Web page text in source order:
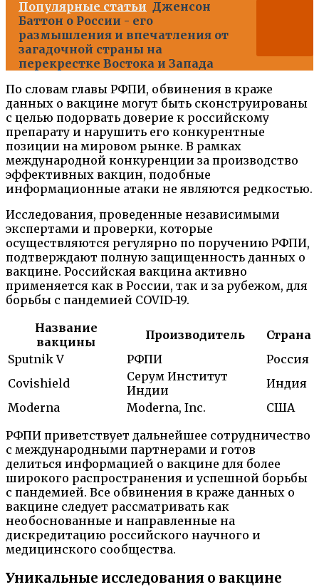
Популярные статьи Дженсон
Баттон о России - его
размышления и впечатления от
загадочной страны на
перекрестке Востока и Запада
По словам главы РФПИ, обвинения в краже
данных о вакцине могут быть сконструированы
с целью подорвать доверие к российскому
препарату и нарушить его конкурентные
позиции на мировом рынке. В рамках
международной конкуренции за производство
эффективных вакцин, подобные
информационные атаки не являются редкостью.
Исследования, проведенные независимыми
экспертами и проверки, которые
осуществляются регулярно по поручению РФПИ,
подтверждают полную защищенность данных о
вакцине. Российская вакцина активно
применяется как в России, так и за рубежом, для
борьбы с пандемией COVID-19.
Название
вакцины
Производитель
Страна
Sputnik V
РФПИ
Россия
Covishield
Серум Институт
Индии
Индия
Moderna
Moderna, Inc.
США
РФПИ приветствует дальнейшее сотрудничество
с международными партнерами и готов
делиться информацией о вакцине для более
широкого распространения и успешной борьбы
с пандемией. Все обвинения в краже данных о
вакцине следует рассматривать как
необоснованные и направленные на
дискредитацию российского научного и
медицинского сообщества.
Уникальные исследования о вакцине